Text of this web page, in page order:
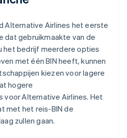
Alternative Airlines het eerste
dat gebruikmaakte van de
het bedrijf meerdere opties
met één BIN heeft, kunnen
kiezen voor lagere
hogere
Alternative Airlines. Het
met het reis-BIN de
zullen gaan.